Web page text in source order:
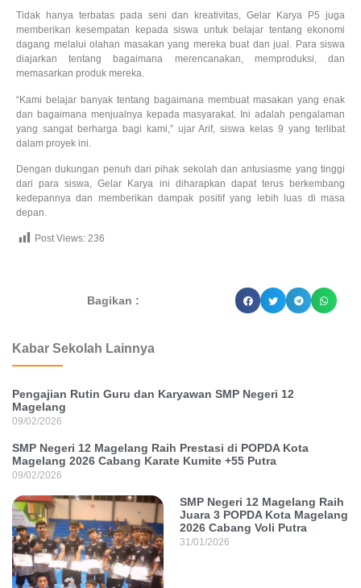
Tidak hanya terbatas pada seni dan kreativitas, Gelar Karya P5 juga
memberikan kesempatan kepada siswa untuk belajar tentang ekonomi
dagang melalui olahan masakan yang mereka buat dan jual. Para siswa
diajarkan tentang bagaimana merencanakan, memproduksi, dan
memasarkan produk mereka.
“Kami belajar banyak tentang bagaimana membuat masakan yang enak
dan bagaimana menjualnya kepada masyarakat. Ini adalah pengalaman
yang sangat berharga bagi kami,” ujar Arif, siswa kelas 9 yang terlibat
dalam proyek ini.
Dengan dukungan penuh dari pihak sekolah dan antusiasme yang tinggi
dari para siswa, Gelar Karya ini diharapkan dapat terus berkembang
kedepannya dan memberikan dampak positif yang lebih luas di masa
depan.
Post Views: 236
Bagikan :
Kabar Sekolah Lainnya
Pengajian Rutin Guru dan Karyawan SMP Negeri 12
Magelang
09/02/2026
SMP Negeri 12 Magelang Raih Prestasi di POPDA Kota
Magelang 2026 Cabang Karate Kumite +55 Putra
09/02/2026
SMP Negeri 12 Magelang Raih
Juara 3 POPDA Kota Magelang
2026 Cabang Voli Putra
31/01/2026